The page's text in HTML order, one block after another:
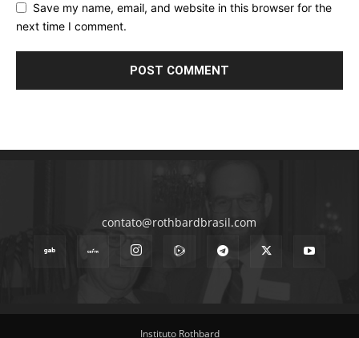
Save my name, email, and website in this browser for the
next time I comment.
contato@rothbardbrasil.com
Instituto Rothbard